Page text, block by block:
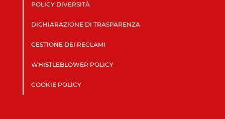
POLICY DIVERSITÀ
DICHIARAZIONE DI TRASPARENZA
GESTIONE DEI RECLAMI
WHISTLEBLOWER POLICY
COOKIE POLICY